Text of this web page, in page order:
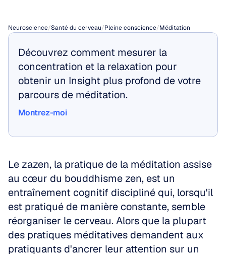
Neuroscience/Santé du cerveau/Pleine conscience/Méditation
Découvrez comment mesurer la
concentration et la relaxation pour
obtenir un Insight plus profond de votre
parcours de méditation.
Montrez-moi
Le zazen, la pratique de la méditation assise
au cœur du bouddhisme zen, est un
entraînement cognitif discipliné qui, lorsqu'il
est pratiqué de manière constante, semble
réorganiser le cerveau. Alors que la plupart
des pratiques méditatives demandent aux
pratiquants d'ancrer leur attention sur un